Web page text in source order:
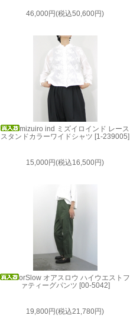
46,000円(税込50,600円)
mizuiro ind ミズイロインド レース
スタンドカラーワイドシャツ [1-239005]
15,000円(税込16,500円)
orSlow オアスロウ ハイウエストフ
ァティーグパンツ [00-5042]
19,800円(税込21,780円)